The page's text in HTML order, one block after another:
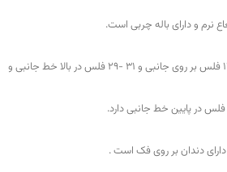
دارای دندان بر روی فک است .